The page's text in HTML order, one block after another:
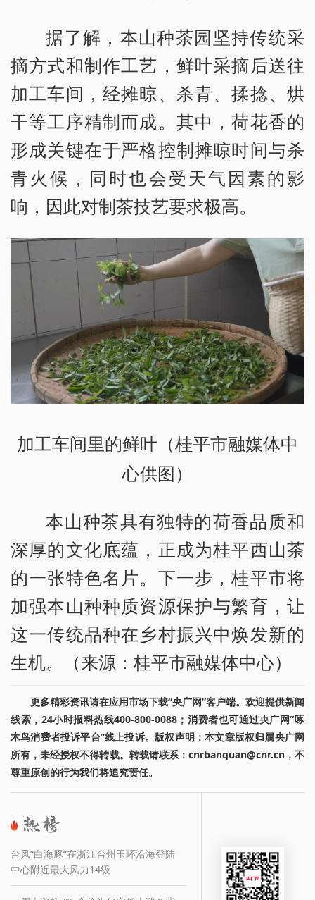
据了解，本山种茶园坚持传统采
摘方式和制作工艺，鲜叶采摘后送往
加工车间，经摊晾、杀青、揉捻、烘
干等工序精制而成。其中，荷花香的
形成关键在于严格控制摊晾时间与杀
青火候，同时也会受天气因素的影
响，因此对制茶技艺要求极高。
加工车间里的鲜叶（桂平市融媒体中
心供图）
本山种茶具有独特的荷香品质和
深厚的文化底蕴，正成为桂平西山茶
的一张特色名片。下一步，桂平市将
加强本山种种质资源保护与繁育，让
这一传统品种在乡村振兴中焕发新的
生机。（来源：桂平市融媒体中心）
更多精彩资讯请在应用市场下载“央广网”客户端。欢迎提供新闻
线索，24小时报料热线400-800-0088；消费者也可通过央广网“啄
木鸟消费者投诉平台”线上投诉。版权声明：本文章版权归属央广网
所有，未经授权不得转载。转载请联系：cnrbanquan@cnr.cn，不
尊重原创的行为我们将追究责任。
台风“白海豚”在浙江台州玉环沿海登陆
中心附近最大风力14级